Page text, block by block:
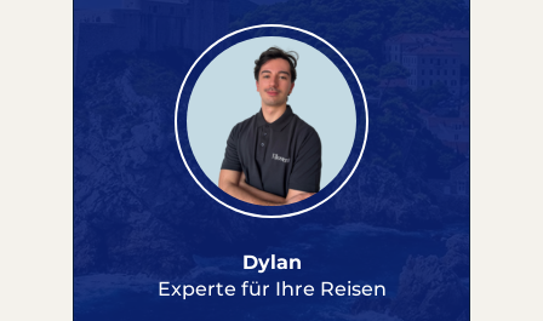
Dylan
Experte für Ihre Reisen